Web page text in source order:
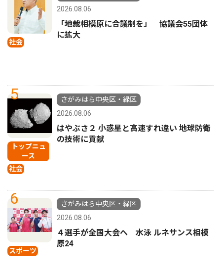
社会
2026.08.06
「地裁相模原に合議制を」 協議会55団体
に拡大
5
トップニュ
ース
社会
さがみはら中央区・緑区
2026.08.06
はやぶさ２ 小惑星と高速すれ違い 地球防衛
の技術に貢献
6
スポーツ
さがみはら中央区・緑区
2026.08.06
４選手が全国大会へ 水泳 ルネサンス相模
原24